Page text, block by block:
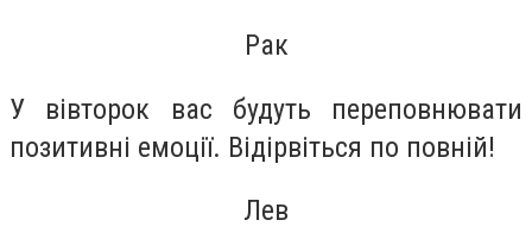
Рак
У вівторок вас будуть переповнювати
позитивні емоції. Відірвіться по повній!
Лев